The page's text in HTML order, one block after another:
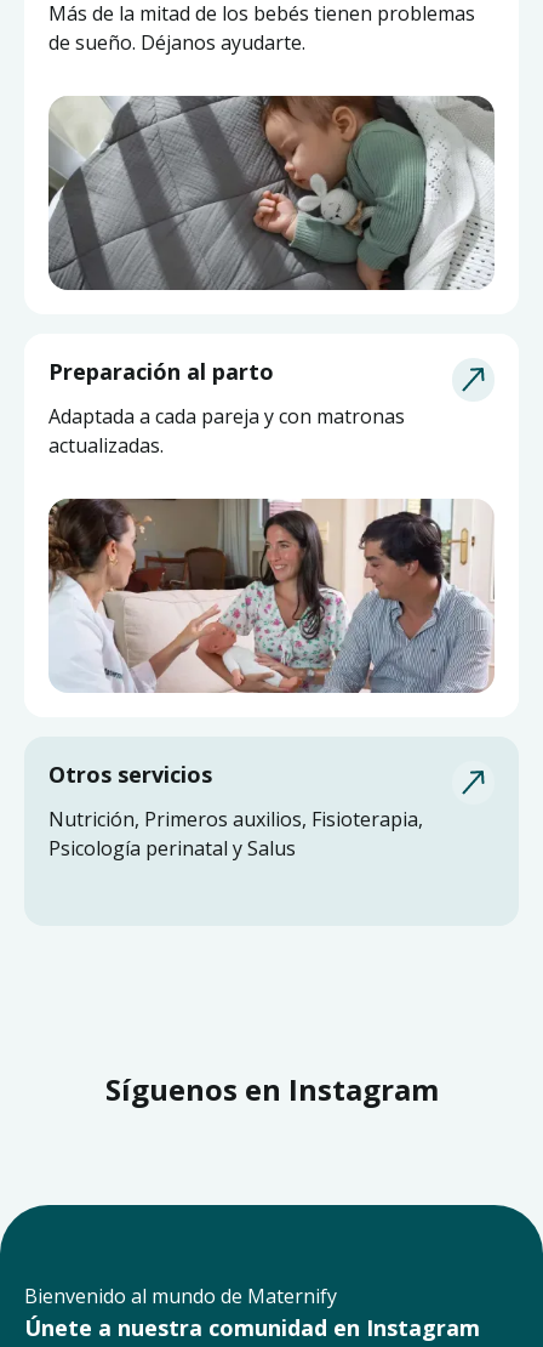
Asesoría de Lactancia
Pide ayuda a una matrona experta y actualizada
sin salir de casa.
Preparación al parto
Adaptada a cada pareja y con matronas
actualizadas.
Más de la mitad de los bebés tienen problemas
de sueño. Déjanos ayudarte.
Otros servicios
Nutrición, Primeros auxilios, Fisioterapia,
Psicología perinatal y Salus
Síguenos en Instagram
Bienvenido al mundo de Maternify
Únete a nuestra comunidad en Instagram